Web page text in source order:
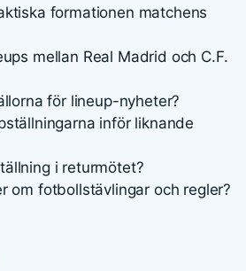
formationen matchens
mellan Real Madrid och C.F.
för lineup-nyheter?
inför liknande
i returmötet?
om fotbollstävlingar och regler?